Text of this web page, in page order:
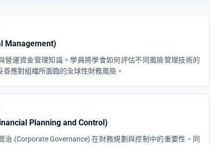
Management)
營運資金管理知識。學員將學會如何評估不同風險管理技術的
應對組織所面臨的全球性財務風險。
Planning and Control)
治 (Corporate Governance) 在財務規劃與控制中的重要性。同